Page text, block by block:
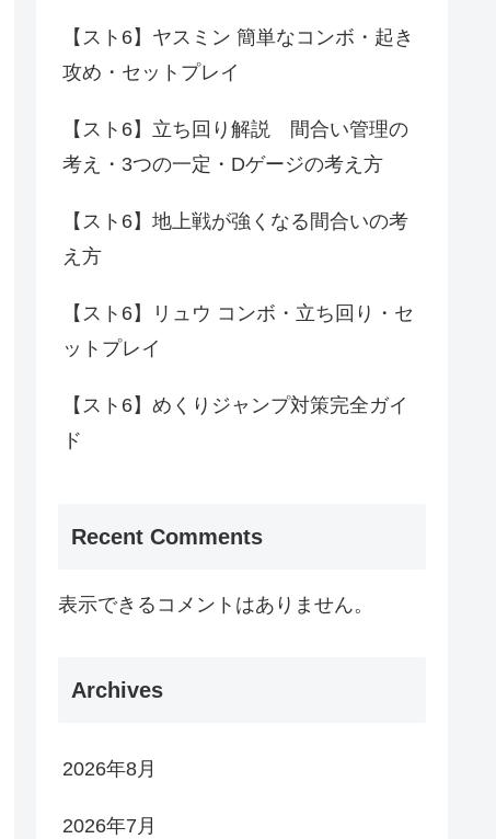
【スト6】ヤスミン 簡単なコンボ・起き
攻め・セットプレイ
【スト6】立ち回り解説 間合い管理の
考え・3つの一定・Dゲージの考え方
【スト6】地上戦が強くなる間合いの考
え方
【スト6】リュウ コンボ・立ち回り・セ
ットプレイ
【スト6】めくりジャンプ対策完全ガイ
ド
Recent Comments
表示できるコメントはありません。
Archives
2026年8月
2026年7月